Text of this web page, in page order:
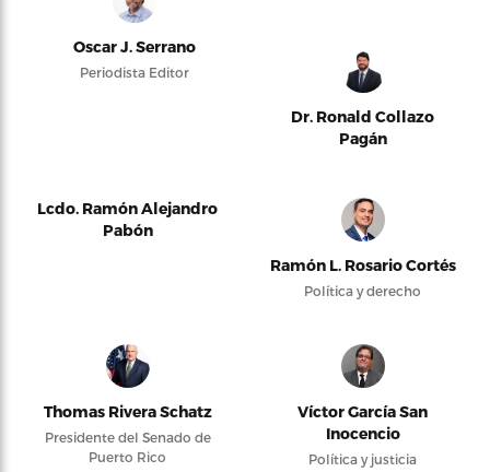
Oscar J. Serrano
Periodista Editor
Dr. Ronald Collazo
Pagán
Lcdo. Ramón Alejandro
Pabón
Ramón L. Rosario Cortés
Política y derecho
Thomas Rivera Schatz
Presidente del Senado de
Puerto Rico
Víctor García San
Inocencio
Política y justicia